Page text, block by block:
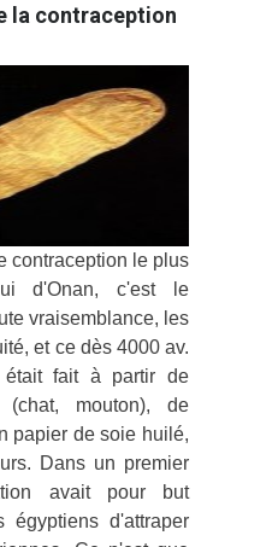
la contraception
contraception le plus
d'Onan, c'est le
vraisemblance, les
et ce dès 4000 av.
était fait à partir de
(chat, mouton), de
papier de soie huilé,
Dans un premier
avait pour but
égyptiens d'attraper